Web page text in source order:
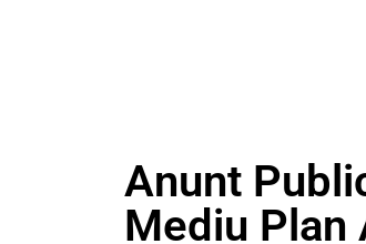
Anunt
Mediu Plan